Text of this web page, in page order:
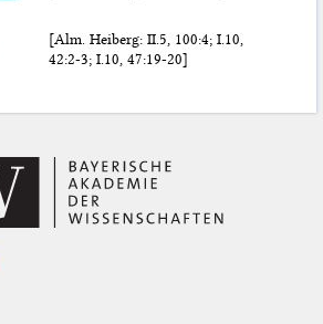
[Alm. Heiberg: II.5, 100:4; I.10,
42:2-3; I.10, 47:19-20]